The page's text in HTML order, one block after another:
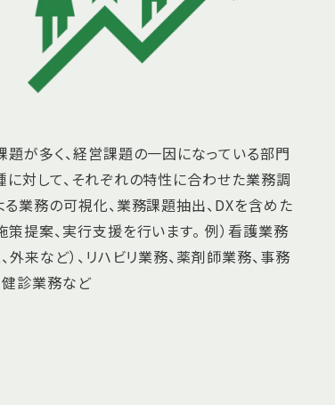
題が多く、経営課題の一因になっている部門
に対して、それぞれの特性に合わせた業務調
る業務の可視化、業務課題抽出、DXを含めた
策提案、実行支援を行います。 例）看護業務
、外来など）、リハビリ業務、薬剤師業務、事務
健診業務など